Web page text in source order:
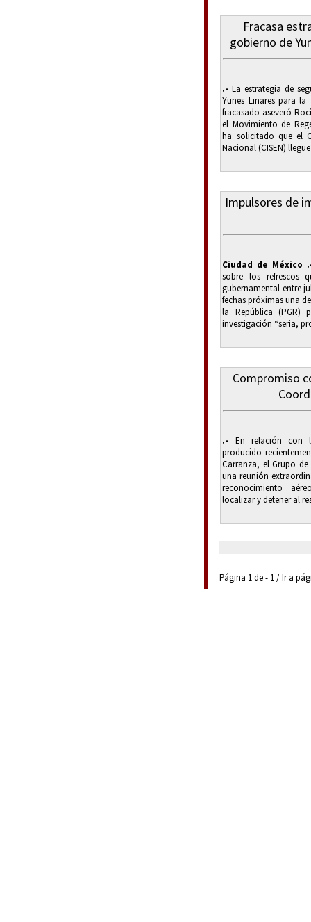
Fracasa
gobierno de
.- La estrategia de
Yunes Linares para
fracasado aseveró
el Movimiento de
ha solicitado que el
Nacional (CISEN)
Impulsores de
Ciudad de México
sobre los refrescos
gubernamental entre
fechas próximas una
la República (PGR)
investigación “seria,
Compromiso
.- En relación con
producido
Carranza, el Grupo
una reunión
reconocimiento
localizar y detener al
Página 1 de - 1 / Ir a